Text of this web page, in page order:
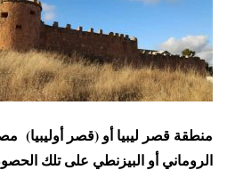
منطقة قصر ليبيا أو (قصر
الروماني أو البيزنطي على تلك